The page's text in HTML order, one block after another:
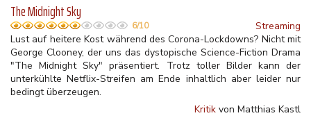
The Midnight Sky
6/10
Streaming
Lust auf heitere Kost während des Corona-Lockdowns? Nicht mit
George Clooney, der uns das dystopische Science-Fiction Drama
"The Midnight Sky" präsentiert. Trotz toller Bilder kann der
unterkühlte Netflix-Streifen am Ende inhaltlich aber leider nur
bedingt überzeugen.
Kritik von Matthias Kastl